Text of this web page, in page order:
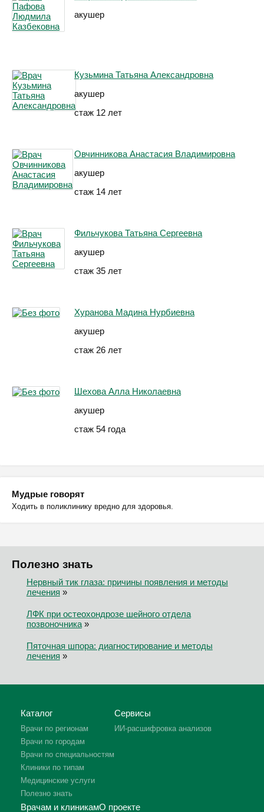
акушер
Кузьмина Татьяна Александровна
акушер
стаж 12 лет
Овчинникова Анастасия Владимировна
акушер
стаж 14 лет
Фильчукова Татьяна Сергеевна
акушер
стаж 35 лет
Хуранова Мадина Нурбиевна
акушер
стаж 26 лет
Шехова Алла Николаевна
акушер
стаж 54 года
Мудрые говорят
Ходить в поликлинику вредно для здоровья.
Полезно знать
Нервный тик глаза: причины появления и методы
лечения »
ЛФК при остеохондрозе шейного отдела
позвоночника»
Пяточная шпора: диагностирование и методы
лечения »
Каталог
Врачи по регионам
Врачи по городам
Врачи по специальностям
Клиники по типам
Медицинские услуги
Полезно знать
Сервисы
ИИ-расшифровка анализов
Врачам и клиникамО проекте